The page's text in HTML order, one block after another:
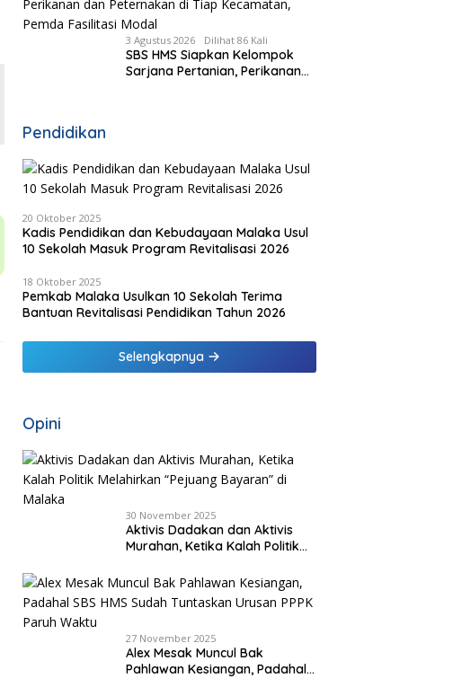
3 Agustus 2026 Dilihat 86 Kali
SBS HMS Siapkan Kelompok
Sarjana Pertanian, Perikanan
Pendidikan
20 Oktober 2025
Kadis Pendidikan dan Kebudayaan Malaka Usul
10 Sekolah Masuk Program Revitalisasi 2026
18 Oktober 2025
Pemkab Malaka Usulkan 10 Sekolah Terima
Bantuan Revitalisasi Pendidikan Tahun 2026
Selengkapnya
Opini
30 November 2025
Aktivis Dadakan dan Aktivis
Murahan, Ketika Kalah Politik
di Malaka
27 November 2025
Alex Mesak Muncul Bak
Pahlawan Kesiangan, Padahal